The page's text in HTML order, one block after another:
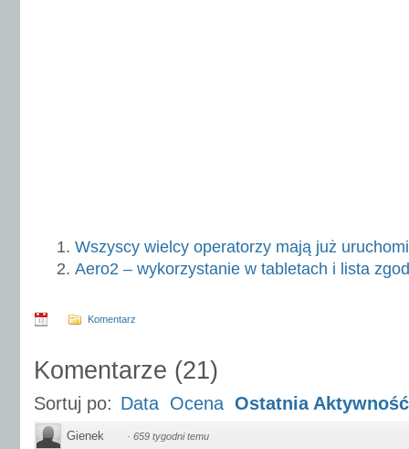
Wszyscy wielcy operatorzy mają już
Aero2 – wykorzystanie w tabletach i lista
Komentarz
Komentarze (21)
Sortuj po: Data Ocena Ostatnia Aktywność
Gienek · 659 tygodni temu